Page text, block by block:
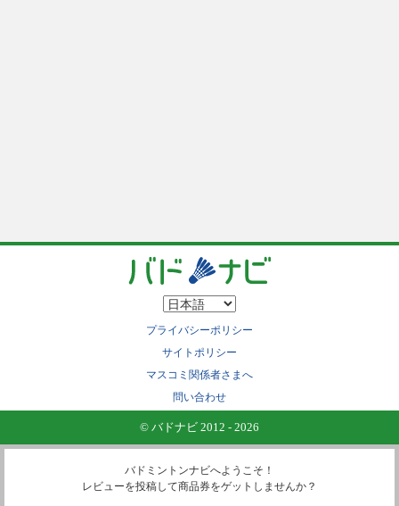
プライバシーポリシー
サイトポリシー
マスコミ関係者さまへ
問い合わせ
© バドナビ 2012 - 2026
バドミントンナビへようこそ！
レビューを投稿して商品券をゲットしませんか？